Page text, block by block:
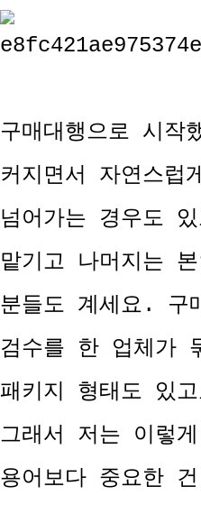
구매대행으로 시작
커지면서 자연스럽
넘어가는 경우도
맡기고 나머지는
분들도 계세요. 구
검수를 한 업체가
패키지 형태도 있
그래서 저는 이렇
용어보다 중요한